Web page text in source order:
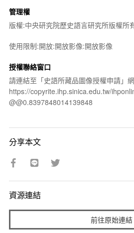
管理權
版權:中央研究院歷史語言研究所版權所
使用限制:開放:開放影像:開放影像
授權聯絡窗口
請連結至「史語所藏品圖像授權申請」
https://copyrite.ihp.sinica.edu.tw/
@@0.8397848014139848
分享本文
資源連結
前往原始連結